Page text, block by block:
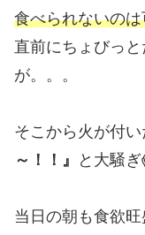
食べられないの
直前にちょびっ
が。。。
そこから火が付
～！！』
と大騒
当日の朝も食欲